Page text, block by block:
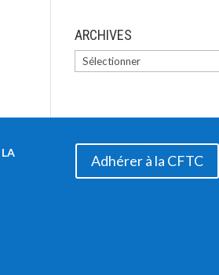
ARCHIVES
Adhérer à la CFTC